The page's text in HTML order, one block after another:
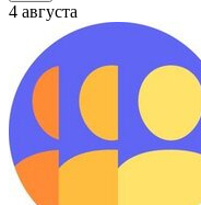
4 августа